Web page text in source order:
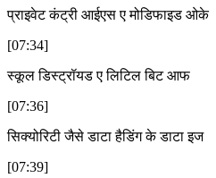
प्राइवेट कंट्री आईएस ए मोडिफाइड ओके
[07:34]
स्कूल डिस्ट्रॉयड ए लिटिल बिट आफ
[07:36]
सिक्योरिटी जैसे डाटा हैडिंग के डाटा इज
[07:39]